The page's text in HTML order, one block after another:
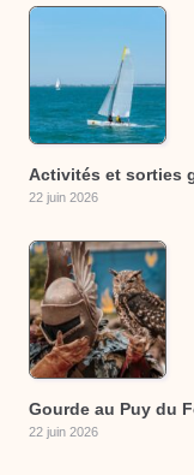
Activités et sorties
22 juin 2026
Gourde au Puy du
22 juin 2026